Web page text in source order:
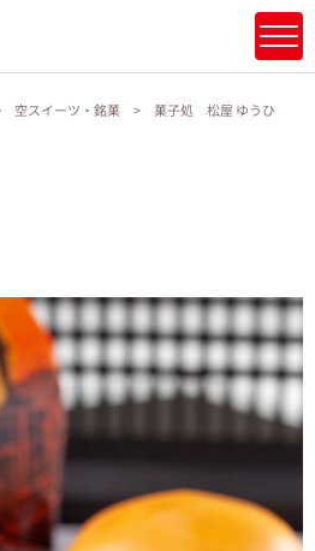
空スイーツ・銘菓 菓子処 松屋 ゆうひ